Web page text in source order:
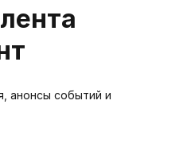
анонсы событий и